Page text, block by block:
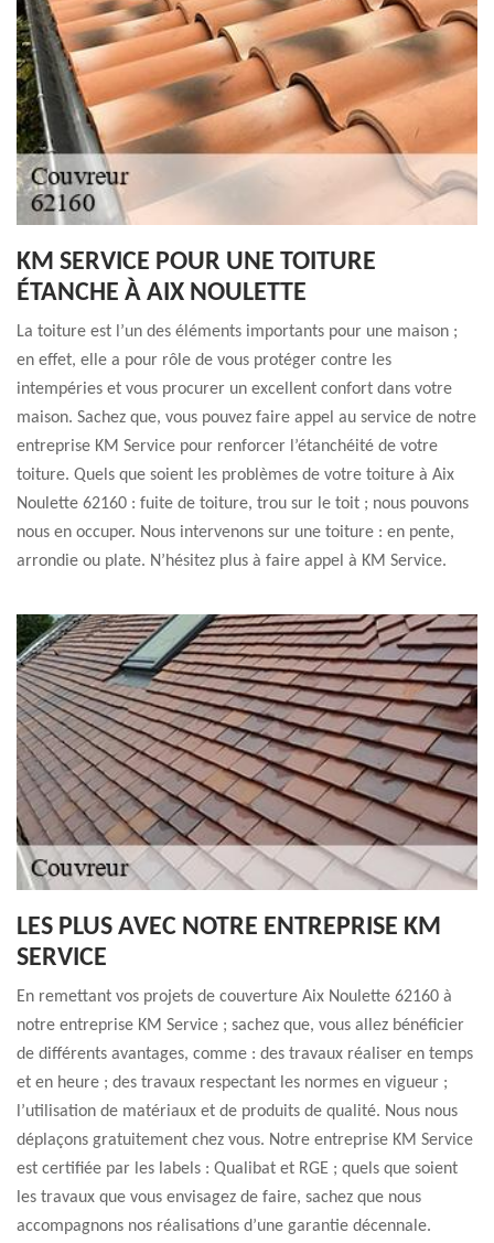
KM SERVICE POUR UNE TOITURE
ÉTANCHE À AIX NOULETTE
La toiture est l’un des éléments importants pour une maison ;
en effet, elle a pour rôle de vous protéger contre les
intempéries et vous procurer un excellent confort dans votre
maison. Sachez que, vous pouvez faire appel au service de notre
entreprise KM Service pour renforcer l’étanchéité de votre
toiture. Quels que soient les problèmes de votre toiture à Aix
Noulette 62160 : fuite de toiture, trou sur le toit ; nous pouvons
nous en occuper. Nous intervenons sur une toiture : en pente,
arrondie ou plate. N’hésitez plus à faire appel à KM Service.
LES PLUS AVEC NOTRE ENTREPRISE KM
SERVICE
En remettant vos projets de couverture Aix Noulette 62160 à
notre entreprise KM Service ; sachez que, vous allez bénéficier
de différents avantages, comme : des travaux réaliser en temps
et en heure ; des travaux respectant les normes en vigueur ;
l’utilisation de matériaux et de produits de qualité. Nous nous
déplaçons gratuitement chez vous. Notre entreprise KM Service
est certifiée par les labels : Qualibat et RGE ; quels que soient
les travaux que vous envisagez de faire, sachez que nous
accompagnons nos réalisations d’une garantie décennale.